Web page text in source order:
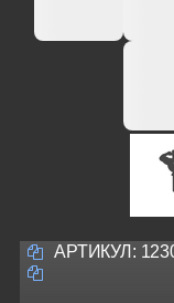
АРТИКУЛ: